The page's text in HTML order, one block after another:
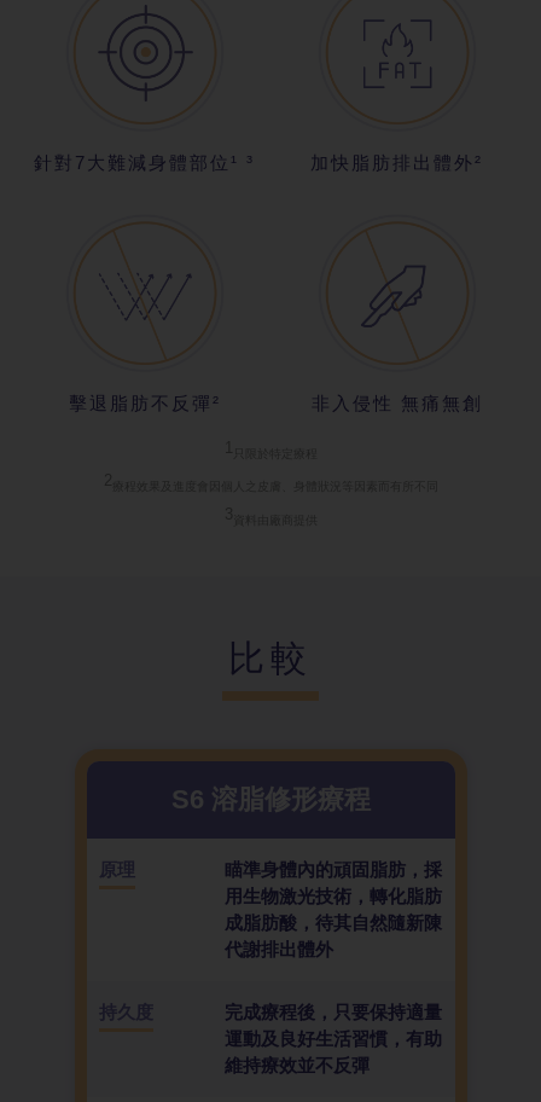
針對7大難減 身體部位¹ ³ 加快脂肪排出 體外²
擊退脂肪不反 彈² 非入侵性 無 痛無創
比較
S6 溶脂修形療程
原理
瞄準身體內的頑固脂肪，採
用生物激光技術，轉化脂肪
成脂肪酸，待其自然隨新陳
代謝排出體外
持久度
完成療程後，只要保持適量
運動及良好生活習慣，有助
維持療效並不反彈